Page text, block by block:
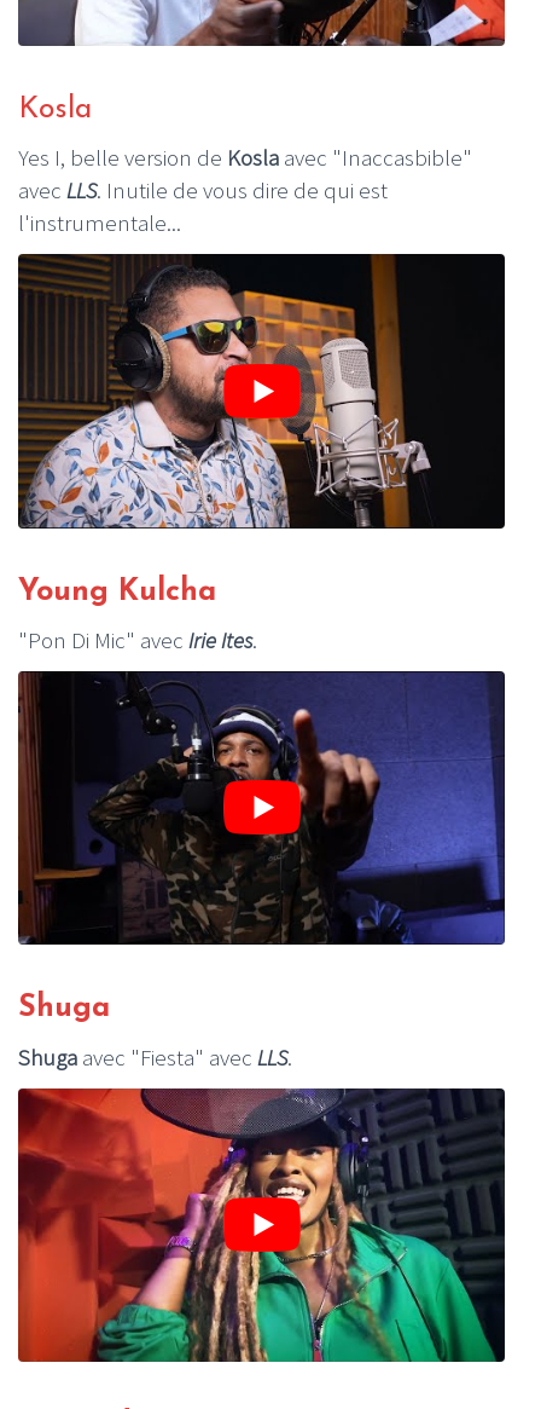
Kosla
Yes I, belle version de Kosla avec "Inaccasbible"
avec LLS. Inutile de vous dire de qui est
l'instrumentale...
Young Kulcha
"Pon Di Mic" avec Irie Ites.
Shuga
Shuga avec "Fiesta" avec LLS.